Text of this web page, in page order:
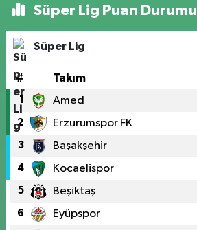
Süper Lig Puan Durumu
Süper Lig
# Takım
1 Amed
2 Erzurumspor FK
3 Başakşehir
4 Kocaelispor
5 Beşiktaş
6 Eyüpspor